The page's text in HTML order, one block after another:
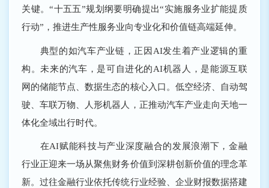
关键。“十五五”规划纲要明确提出“实施服务业扩能提质
行动”，推进生产性服务业向专业化和价值链高端延伸。
典型的如汽车产业链，正因AI发生着产业逻辑的重
构。未来的汽车，是可自进化的AI机器人，是能源互联
网的储能节点、数据生态的核心入口。低空经济、自动驾
驶、车联万物、人形机器人，正推动汽车产业走向天地一
体化全域出行时代。
在AI赋能科技与产业深度融合的发展浪潮下，金融
行业正迎来一场从聚焦财务价值到深耕创新价值的理念革
新。过往金融行业依托传统行业经验、企业财报数据搭建